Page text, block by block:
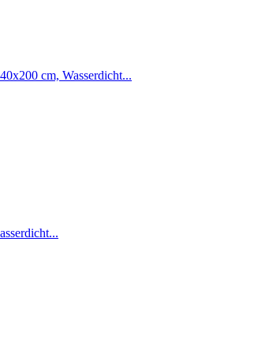
cm, Wasserdicht...